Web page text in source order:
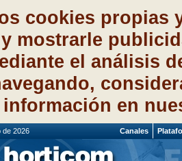
cookies propias
mostrarle
el análisis
información en
agosto de 2026 Canales